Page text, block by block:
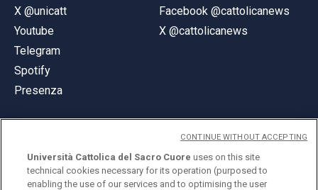
X @unicatt
Youtube
Telegram
Spotify
Presenza
Facebook @cattolicanews
X @cattolicanews
© Università Cattolica del Sacro Cuore
Università Cattolica del Sacro Cuore uses on this site
technical cookies necessary for its operation (purposed to
enabling the use of our services and to optimising the user
CONTINUE WITHOUT ACCEPTING